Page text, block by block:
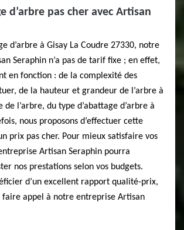
d’arbre pas cher avec Artisan
d’arbre à Gisay La Coudre 27330, notre
Seraphin n’a pas de tarif fixe ; en effet,
en fonction : de la complexité des
de la hauteur et grandeur de l’arbre à
l’arbre, du type d’abattage d’arbre à
nous proposons d’effectuer cette
prix pas cher. Pour mieux satisfaire vos
Artisan Seraphin pourra
nos prestations selon vos budgets.
d’un excellent rapport qualité-prix,
faire appel à notre entreprise Artisan